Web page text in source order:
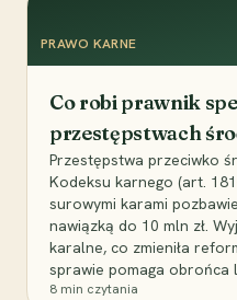
PRAWO KARNE
Co robi prawnik
przestępstwach
Przestępstwa przeciwko
Kodeksu karnego (art.
surowymi karami
nawiązką do 10 mln zł.
karalne, co zmieniła
sprawie pomaga obrońca
8 min czytania